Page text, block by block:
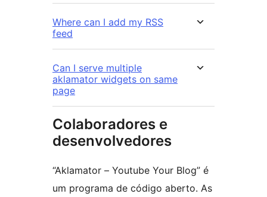
Where can I add my RSS
feed
Can I serve multiple
aklamator widgets on same
page
Colaboradores e
desenvolvedores
“Aklamator – Youtube Your Blog” é
um programa de código aberto. As